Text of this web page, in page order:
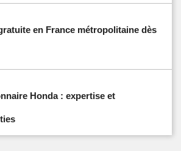
en France métropolitaine dès
Honda : expertise et